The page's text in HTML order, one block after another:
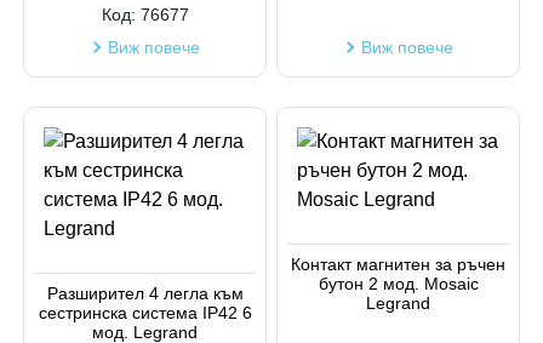
Код: 76677
Виж повече
Виж повече
Разширител 4 легла към
сестринска система IP42 6
мод. Legrand
Контакт магнитен за ръчен
бутон 2 мод. Mosaic
Legrand